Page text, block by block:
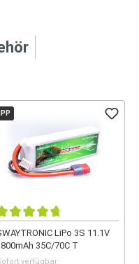
LiPo 3S 11.1V
35C/70C T
verfügbar